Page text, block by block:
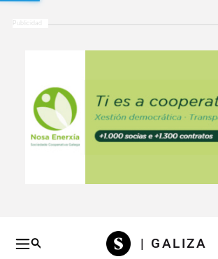
Salto a contenido
| GALIZA